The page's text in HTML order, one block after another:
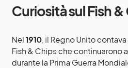
Curiosità sul Fish
Nel1910, il Regno Unito
Fish & Chips che continuarono
durante la Prima Guerra